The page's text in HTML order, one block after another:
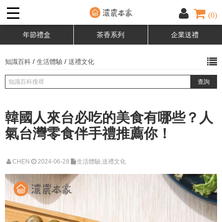
(0)
年節禮盒 茶香系列 企業送禮
知識百科 / 生活體驗 / 送禮文化
韓國人來台必吃的美食有哪些？人
氣台灣零食伴手禮推薦你！
CHEN 2024-06-28 生活體驗,送禮文化